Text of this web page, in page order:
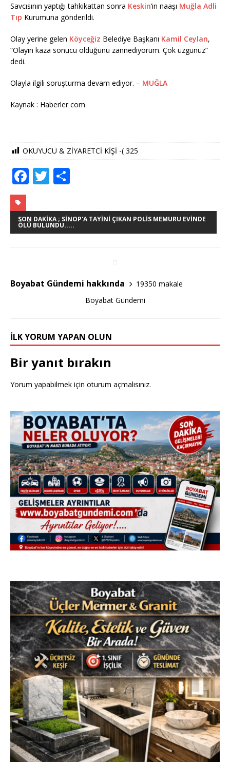
Savcısının yaptığı tahkikattan sonra Keskin‘in naaşı Muğla Adli
Tıp Kurumuna gönderildi.
Olay yerine gelen Köyceğiz Belediye Başkanı Kamil Ceylan,
“Olayın kaza sonucu olduğunu zannediyorum. Çok üzgünüz”
dedi.
Olayla ilgili soruşturma devam ediyor. – MUĞLA
Kaynak : Haberler com
OKUYUCU & ZİYARETCİ KİŞİ -( 325
F
c
e
o
k
T
it
te
ar
e
SON DAKIKA ; SINOP'A TAYINI ÇIKAN POLIS MEMURU EVINDE
ÖLÜ BULUNDU.....
Boyabat Gündemi hakkında
19350 makale
Boyabat Gündemi
İLK YORUM YAPAN OLUN
Bir yanıt bırakın
Yorum yapabilmek için oturum açmalısınız.